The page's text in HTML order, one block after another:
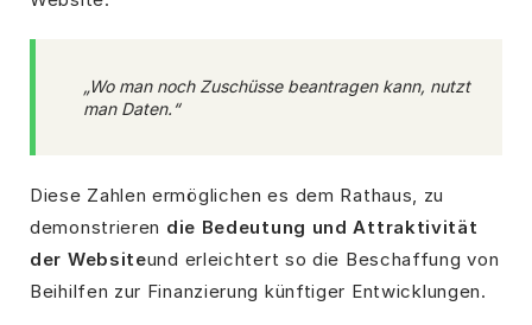
„Wo man noch Zuschüsse beantragen kann, nutzt
man Daten.“
Diese Zahlen ermöglichen es dem Rathaus, zu
demonstrieren die Bedeutung und Attraktivität
der Websiteund erleichtert so die Beschaffung von
Beihilfen zur Finanzierung künftiger Entwicklungen.